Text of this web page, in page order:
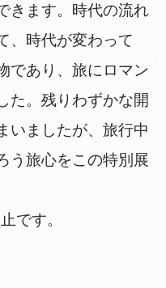
きます。時代の流れ
、時代が変わって
であり、旅にロマン
た。残りわずかな開
いましたが、旅行中
う旅心をこの特別展
です。